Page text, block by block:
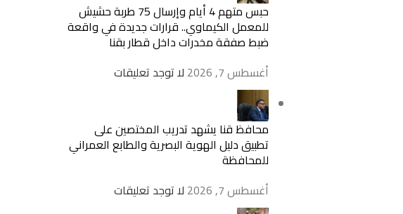
حبس متهم 4 أيام وإرسال 75 طربة حشيش
للمعمل الكيماوي.. قرارات جديدة في واقعة
ضبط صفقة مخدرات داخل قطار بقنا
أغسطس 7, 2026
لا توجد تعليقات
محافظ قنا يشهد تدريب المختصين على
تطبيق دليل الهوية البصرية والطابع العمراني
للمحافظة
أغسطس 7, 2026
لا توجد تعليقات